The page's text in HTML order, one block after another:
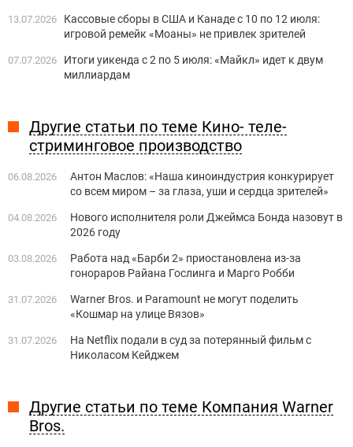
13.07.2026
Кассовые сборы в США и Канаде с 10 по 12 июля:
игровой ремейк «Моаны» не привлек зрителей
07.07.2026
Итоги уикенда с 2 по 5 июля: «Майкл» идет к двум
миллиардам
Другие статьи по теме Кино- теле-
стриминговое производство
06.08.2026
Антон Маслов: «Наша киноиндустрия конкурирует
со всем миром – за глаза, уши и сердца зрителей»
04.08.2026
Нового исполнителя роли Джеймса Бонда назовут в
2026 году
03.08.2026
Работа над «Барби 2» приостановлена из-за
гонораров Райана Гослинга и Марго Робби
31.07.2026
Warner Bros. и Paramount не могут поделить
«Кошмар на улице Вязов»
31.07.2026
На Netflix подали в суд за потерянный фильм с
Николасом Кейджем
Другие статьи по теме Компания Warner
Bros.